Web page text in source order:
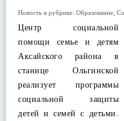
Новость в рубрике: Образование
Центр социальной
помощи семье и детям
Аксайского района в
станице Ольгинской
реализует программы
социальной защиты
детей и семей с детьми.